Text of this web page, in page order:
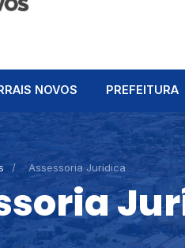
NOVOS PREFEITURA
/ Assessoria Jurídica